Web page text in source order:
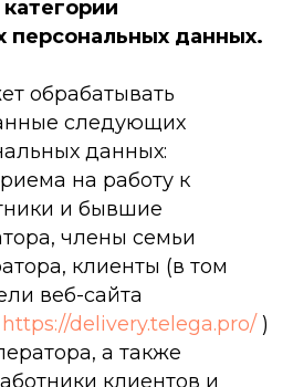
персональных данных.
обрабатывать
следующих
данных:
на работу к
и бывшие
члены семьи
клиенты (в том
веб-сайта
https://delivery.telega.pro/ )
а также
клиентов и